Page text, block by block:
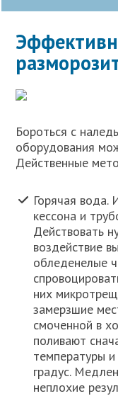
Бороться с
оборудования
Действенные
Горячая вода.
кессона и
Действовать
воздействие
обледенелые
них
замерзшие
смоченной в
поливают
температуры
градус.
неплохие